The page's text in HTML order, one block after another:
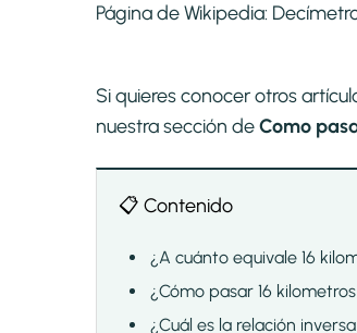
Página de Wikipedia:
Si quieres conocer otros
nuestra sección deComo
📋 Contenido
¿A cuánto equivale 16
¿Cómo pasar 16
¿Cuál es la relación